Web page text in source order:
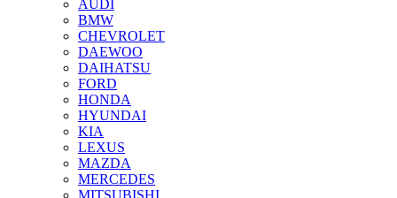
AUDI
BMW
CHEVROLET
DAEWOO
DAIHATSU
FORD
HONDA
HYUNDAI
KIA
LEXUS
MAZDA
MERCEDES
MITSUBISHI